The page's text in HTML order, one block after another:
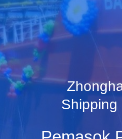
Shipping